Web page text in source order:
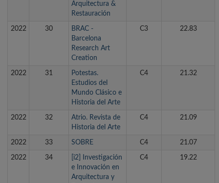
Arquitectura &
Restauración
2022 30
BRAC -
Barcelona
Research Art
Creation
C3 22.83
2022 31
Potestas.
Estudios del
Mundo Clásico e
Historia del Arte
C4 21.32
2022 32
Atrio. Revista de
Historia del Arte
C4 21.09
2022 33 SOBRE C4 21.07
2022 34
[i2] Investigación
e Innovación en
Arquitectura y
C4 19.22